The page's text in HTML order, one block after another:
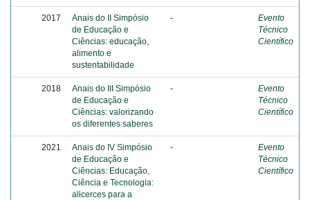
2017
Anais do II Simpósio
de Educação e
Ciências: educação,
alimento e
sustentabilidade
-
Evento
Técnico
Científico
2018
Anais do III Simpósio
de Educação e
Ciências: valorizando
os diferentes saberes
-
Evento
Técnico
Científico
2021
Anais do IV Simpósio
de Educação e
Ciências: Educação,
Ciência e Tecnologia:
alicerces para a
-
Evento
Técnico
Científico